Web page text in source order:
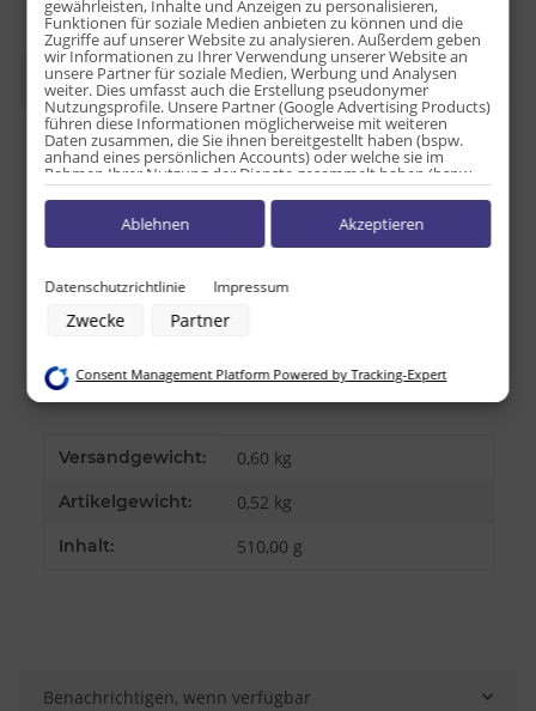
Beschreibung
Nährwerttabelle pro 100g:
Energie: 792,1kJ / 189,2kcal
davon ges. Fettsäuren: 0 g
Eiweiß: 0 g
Herkunftsland USA
Produkteigenschaft
Wert
Versandgewicht: 0,60 kg
Artikelgewicht: 0,52 kg
Inhalt: 510,00 g
Benachrichtigen, wenn verfügbar
gewährleisten, Inhalte und Anzeigen zu personalisieren,
Funktionen für soziale Medien anbieten zu können und die
Zugriffe auf unserer Website zu analysieren. Außerdem geben
wir Informationen zu Ihrer Verwendung unserer Website an
unsere Partner für soziale Medien, Werbung und Analysen
weiter. Dies umfasst auch die Erstellung pseudonymer
Nutzungsprofile. Unsere Partner (Google Advertising Products)
führen diese Informationen möglicherweise mit weiteren
Daten zusammen, die Sie ihnen bereitgestellt haben (bspw.
anhand eines persönlichen Accounts) oder welche sie im
Rahmen Ihrer Nutzung der Dienste gesammelt haben (bspw.
Nutzungsdaten anderer Geräte). Ihre Einwilligung zur Nutzung
von Cookies und Pixeln können Sie jederzeit widerrufen,
indem Sie auf den Datenschutz-Button links unten klicken und
dort die entsprechenden Anpassungen vornehmen.
Zwecke der Datenverarbeitung durch unsere Partner:
Verwendung reduzierter Daten zur Auswahl von Werbeanzeigen
Erstellung von Profilen zur Personalisierung von Inhalten
Verwendung von Profilen zur Auswahl personalisierter Inhalte
Analyse von Zielgruppen durch Statistiken oder Kombinationen von
Entwicklung und Verbesserung der Angebote
Verwendung reduzierter Daten zur Auswahl von Inhalten
Besondere Features:
Datenschutzrichtlinie Impressum
Zwecke Partner
Ablehnen Akzeptieren
Consent Management Platform Powered by Tracking-Expert